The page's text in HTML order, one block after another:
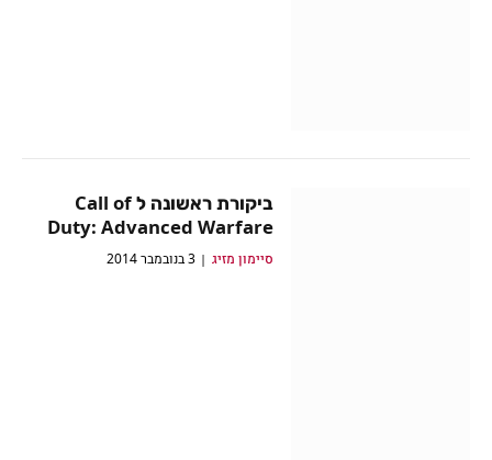
ביקורת ראשונה ל Call of
Duty: Advanced Warfare
סיימון מזיג 3 בנובמבר 2014